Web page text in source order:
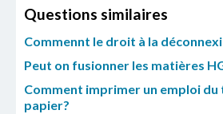
Questions similaires
Commennt le droit à la
Peut on fusionner les matières
Comment imprimer un emploi
papier?